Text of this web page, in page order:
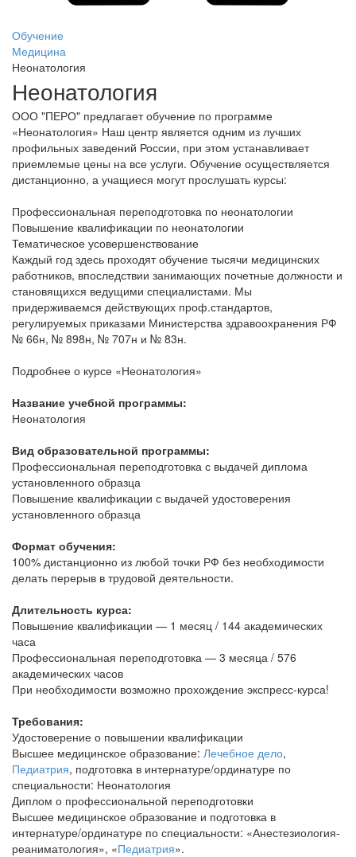
Обучение
Медицина
Неонатология
Неонатология
ООО "ПЕРО" предлагает обучение по программе
«Неонатология» Наш центр является одним из лучших
профильных заведений России, при этом устанавливает
приемлемые цены на все услуги. Обучение осуществляется
дистанционно, а учащиеся могут прослушать курсы:
Профессиональная переподготовка по неонатологии
Повышение квалификации по неонатологии
Тематическое усовершенствование
Каждый год здесь проходят обучение тысячи медицинских
работников, впоследствии занимающих почетные должности и
становящихся ведущими специалистами. Мы
придерживаемся действующих проф.стандартов,
регулируемых приказами Министерства здравоохранения РФ
№ 66н, № 898н, № 707н и № 83н.
Подробнее о курсе «Неонатология»
Название учебной программы:
Неонатология
Вид образовательной программы:
Профессиональная переподготовка с выдачей диплома
установленного образца
Повышение квалификации с выдачей удостоверения
установленного образца
Формат обучения:
100% дистанционно из любой точки РФ без необходимости
делать перерыв в трудовой деятельности.
Длительность курса:
Повышение квалификации — 1 месяц / 144 академических
часа
Профессиональная переподготовка — 3 месяца / 576
академических часов
При необходимости возможно прохождение экспресс-курса!
Требования:
Удостоверение о повышении квалификации
Высшее медицинское образование: Лечебное дело,
Педиатрия, подготовка в интернатуре/ординатуре по
специальности: Неонатология
Диплом о профессиональной переподготовки
Высшее медицинское образование и подготовка в
интернатуре/ординатуре по специальности: «Анестезиология-
реаниматология», «Педиатрия».